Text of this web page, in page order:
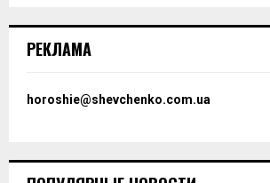
РЕКЛАМА
horoshie@shevchenko.com.ua